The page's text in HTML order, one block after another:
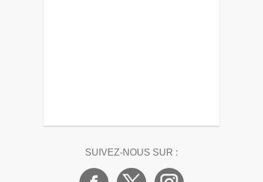
SUIVEZ-NOUS SUR :